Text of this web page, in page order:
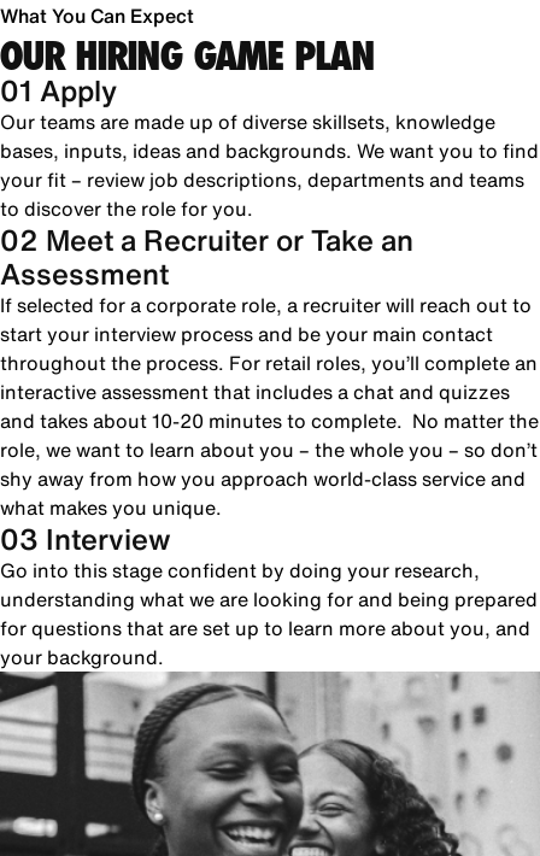
What You Can Expect
OUR HIRING GAME PLAN
01 Apply
Our teams are made up of diverse skillsets, knowledge
bases, inputs, ideas and backgrounds. We want you to find
your fit – review job descriptions, departments and teams
to discover the role for you.
02 Meet a Recruiter or Take an
Assessment
If selected for a corporate role, a recruiter will reach out to
start your interview process and be your main contact
throughout the process. For retail roles, you’ll complete an
interactive assessment that includes a chat and quizzes
and takes about 10-20 minutes to complete. No matter the
role, we want to learn about you – the whole you – so don’t
shy away from how you approach world-class service and
what makes you unique.
03 Interview
Go into this stage confident by doing your research,
understanding what we are looking for and being prepared
for questions that are set up to learn more about you, and
your background.